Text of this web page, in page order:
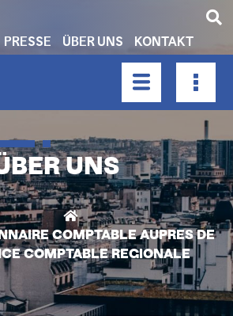
PRESSE ÜBER UNS KONTAKT
UNS
COMPTABLE AUPRES DE
COMPTABLE REGIONALE